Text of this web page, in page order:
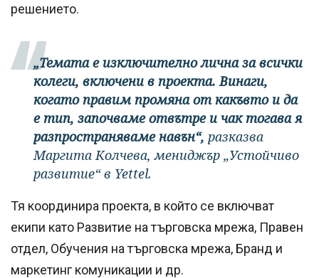
решението.
„Темата е изключително лична за всички
колеги, включени в проекта. Винаги,
когато правим промяна от какъвто и да
е тип, започваме отвътре и чак тогава я
разпространяваме навън“, разказва
Маргита Колчева, мениджър „Устойчиво
развитие“ в Yettel.
Тя координира проекта, в който се включват
екипи като Развитие на търговска мрежа, Правен
отдел, Обучения на търговска мрежа, Бранд и
маркетинг комуникации и др.